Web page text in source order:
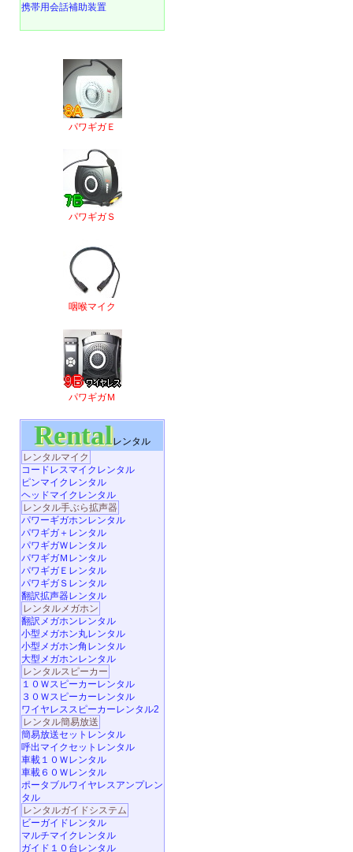
携帯用会話補助装置
パワギガＥ
パワギガＳ
咽喉マイク
パワギガＭ
Rentalレンタル
レンタルマイク
コードレスマイクレンタル
ピンマイクレンタル
ヘッドマイクレンタル
レンタル手ぶら拡声器
パワーギガホンレンタル
パワギガ＋レンタル
パワギガＷレンタル
パワギガＭレンタル
パワギガＥレンタル
パワギガＳレンタル
翻訳拡声器レンタル
レンタルメガホン
翻訳メガホンレンタル
小型メガホン丸レンタル
小型メガホン角レンタル
大型メガホンレンタル
レンタルスピーカー
１０Ｗスピーカーレンタル
３０Ｗスピーカーレンタル
ワイヤレススピーカーレンタル2
レンタル簡易放送
簡易放送セットレンタル
呼出マイクセットレンタル
車載１０Ｗレンタル
車載６０Ｗレンタル
ポータブルワイヤレスアンプレン
タル
レンタルガイドシステム
ビーガイドレンタル
マルチマイクレンタル
ガイド１０台レンタル